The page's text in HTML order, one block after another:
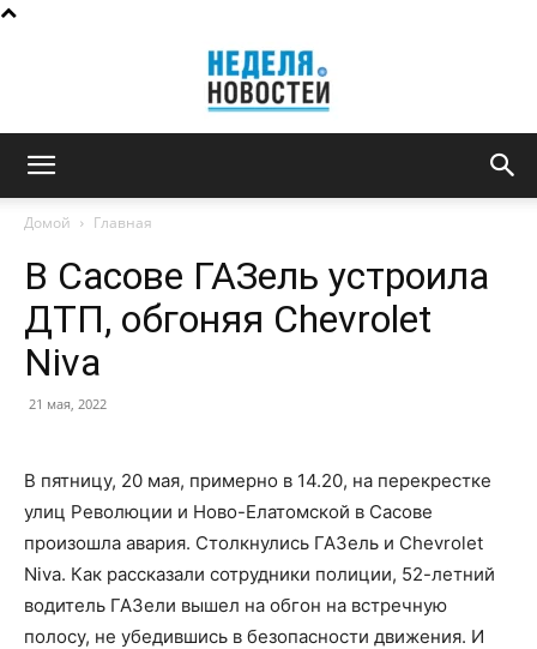
новостей
Домой Главная
В Сасове ГАЗель устроила
ДТП, обгоняя Chevrolet
Niva
21 мая, 2022
В пятницу, 20 мая, примерно в 14.20, на перекрестке
улиц Революции и Ново-Елатомской в Сасове
произошла авария. Столкнулись ГАЗель и Chevrolet
Niva. Как рассказали сотрудники полиции, 52-летний
водитель ГАЗели вышел на обгон на встречную
полосу, не убедившись в безопасности движения. И